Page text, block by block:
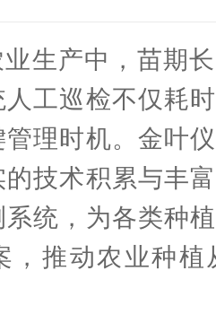
生产中，苗期
工巡检不仅耗
理时机。金叶
技术积累与丰
统，为各类种
，推动农业种植